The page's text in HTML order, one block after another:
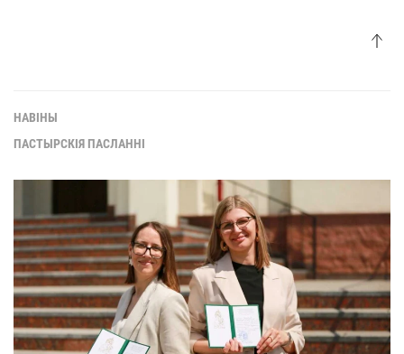
НАВІНЫ
ПАСТЫРСКІЯ ПАСЛАННІ